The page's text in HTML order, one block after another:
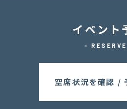
イベント
-
空席状況を確認 /